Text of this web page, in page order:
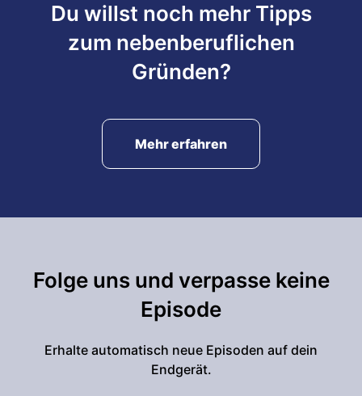
Du willst noch mehr Tipps
zum nebenberuflichen
Gründen?
Mehr erfahren
Folge uns und verpasse keine
Episode
Erhalte automatisch neue Episoden auf dein
Endgerät.